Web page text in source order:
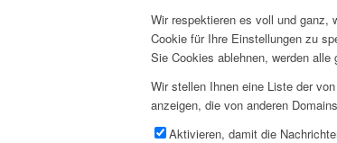
Wir respektieren es voll und ganz,
Cookie für Ihre Einstellungen zu
Sie Cookies ablehnen, werden
Wir stellen Ihnen eine Liste der
anzeigen, die von anderen
Aktivieren, damit die